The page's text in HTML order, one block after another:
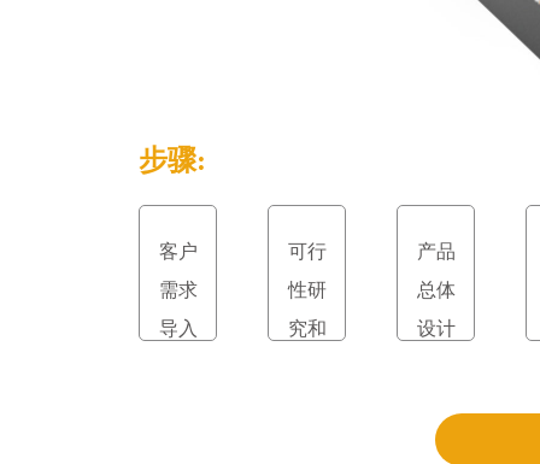
步骤:
客户
需求
导入
可行
性研
究和
产品
总体
设计